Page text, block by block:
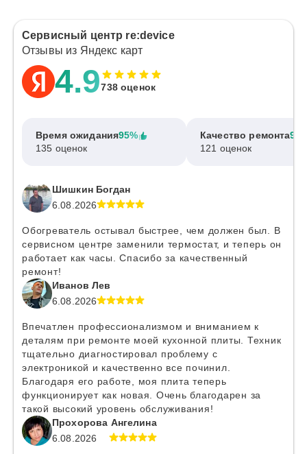
Сервисный центр re:device
Отзывы из Яндекс карт
4.9738 оценок
Время ожидания95%
135 оценок
Качество ремонта
121 оценок
Шишкин Богдан
6.08.2026
Обогреватель остывал быстрее, чем должен был. В
сервисном центре заменили термостат, и теперь он
работает как часы. Спасибо за качественный
ремонт!
Иванов Лев
6.08.2026
Впечатлен профессионализмом и вниманием к
деталям при ремонте моей кухонной плиты. Техник
тщательно диагностировал проблему с
электроникой и качественно все починил.
Благодаря его работе, моя плита теперь
функционирует как новая. Очень благодарен за
такой высокий уровень обслуживания!
Прохорова Ангелина
6.08.2026